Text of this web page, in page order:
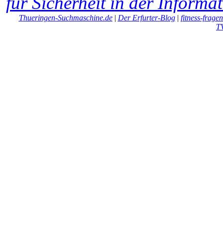
Thueringen-Suchmaschine.de| Der Erfurter-Blog| fitness-